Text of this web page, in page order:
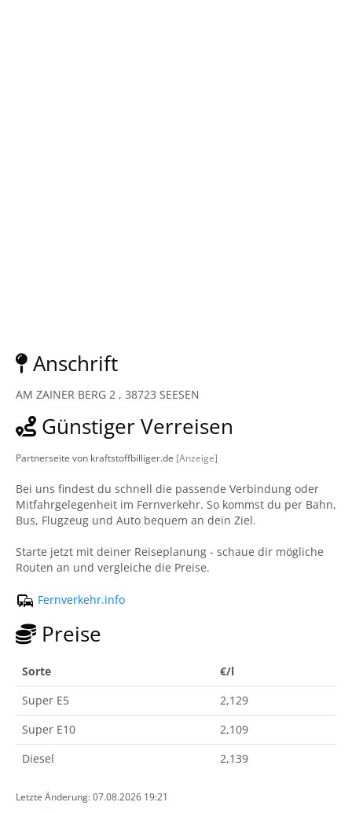
Anschrift
AM ZAINER BERG 2 , 38723 SEESEN
Günstiger Verreisen
Partnerseite von kraftstoffbilliger.de [Anzeige]
Bei uns findest du schnell die passende Verbindung oder
Mitfahrgelegenheit im Fernverkehr. So kommst du per Bahn,
Bus, Flugzeug und Auto bequem an dein Ziel.
Starte jetzt mit deiner Reiseplanung - schaue dir mögliche
Routen an und vergleiche die Preise.
Fernverkehr.info
Preise
Sorte
€/l
Super E5
2,129
Super E10
2,109
Diesel
2,139
Letzte Änderung: 07.08.2026 19:21